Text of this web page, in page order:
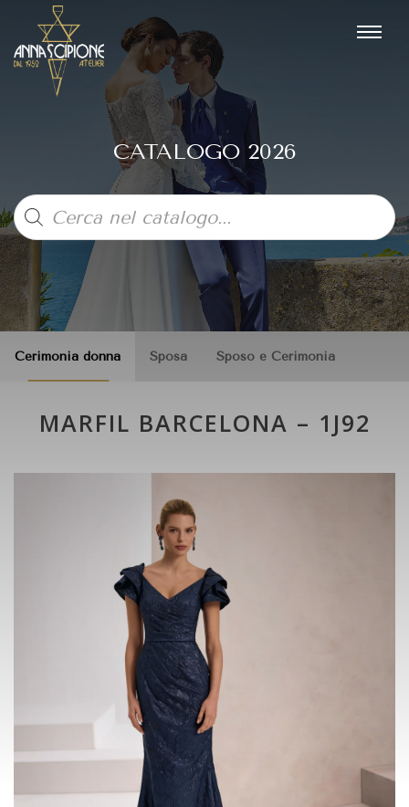
CATALOGO 2026
Products
search
Cerimonia donna Sposa Sposo e Cerimonia
MARFIL BARCELONA – 1J92